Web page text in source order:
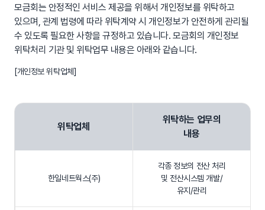
모금회는 안정적인 서비스 제공을 위해서 개인정보를 위탁하고
있으며, 관계 법령에 따라 위탁계약 시 개인정보가 안전하게 관리될
수 있도록 필요한 사항을 규정하고 있습니다. 모금회의 개인정보
위탁처리 기관 및 위탁업무 내용은 아래와 같습니다.
[개인정보 위탁업체]
위탁업체
위탁하는 업무의
내용
한일네트웍스(주)
각종 정보의 전산 처리
및 전산시스템 개발/
유지/관리